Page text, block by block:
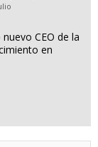
CEO de la
en